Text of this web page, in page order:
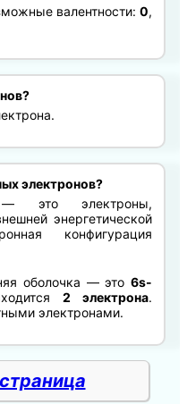
валентности:0,
электронов?
— это электроны,
энергетической
конфигурация
оболочка — это6s-
2 электрона.
электронами.